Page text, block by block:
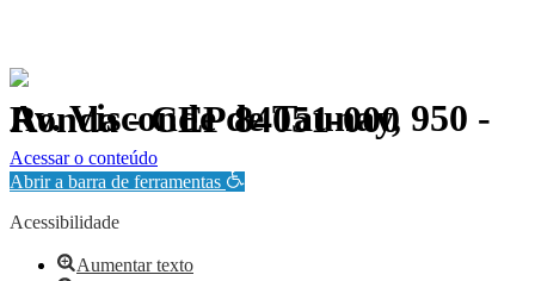
Av. Visconde de Taunay, 950 - Ronda - CEP 84051-000
Política de Privacidade.
Acessar o conteúdo
Abrir a barra de ferramentas
Acessibilidade
Aumentar texto